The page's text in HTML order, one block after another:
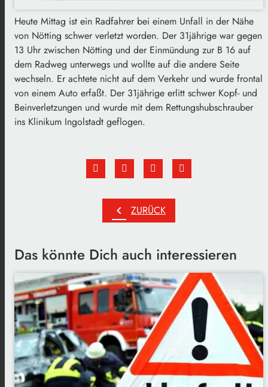
Heute Mittag ist ein Radfahrer bei einem Unfall in der Nähe
von Nötting schwer verletzt worden. Der 31jährige war gegen
13 Uhr zwischen Nötting und der Einmündung zur B 16 auf
dem Radweg unterwegs und wollte auf die andere Seite
wechseln. Er achtete nicht auf dem Verkehr und wurde frontal
von einem Auto erfaßt. Der 31jährige erlitt schwer Kopf- und
Beinverletzungen und wurde mit dem Rettungshubschrauber
ins Klinikum Ingolstadt geflogen.
chevron_left ZURÜCK
Das könnte Dich auch interessieren